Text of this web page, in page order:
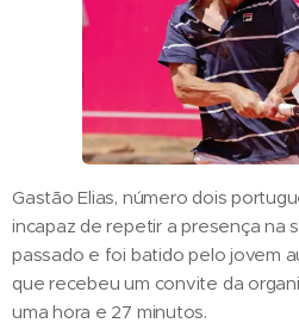
Gastão Elias, número dois
incapaz de repetir a presença na
passado e foi batido pelo jovem
que recebeu um convite da
uma hora e 27 minutos.